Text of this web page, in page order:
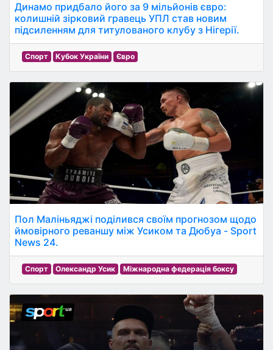
Динамо придбало його за 9 мільйонів євро:
колишній зірковий гравець УПЛ став новим
підсиленням для титулованого клубу з Нігерії.
Спорт Кубок України Євро
Пол Маліньяджі поділився своїм прогнозом щодо
ймовірного реваншу між Усиком та Дюбуа - Sport
News 24.
Спорт Олександр Усик Міжнародна федерація боксу